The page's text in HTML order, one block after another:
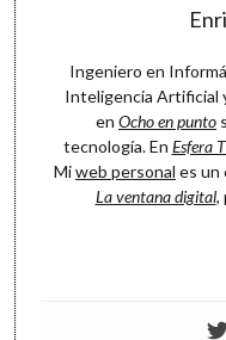
Ingeniero en
Inteligencia Artificial
en Ocho en punto
tecnología. En Esfera
Miweb personal es un
La ventana digital,